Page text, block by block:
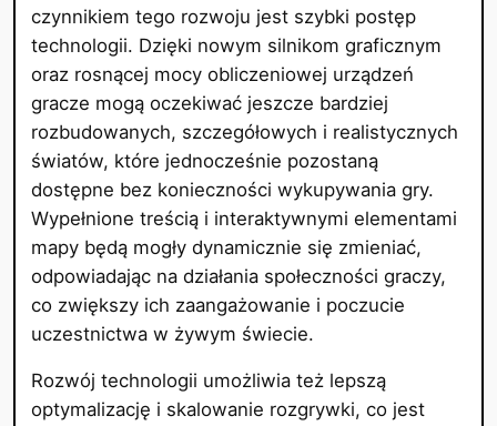
czynnikiem tego rozwoju jest szybki postęp
technologii. Dzięki nowym silnikom graficznym
oraz rosnącej mocy obliczeniowej urządzeń
gracze mogą oczekiwać jeszcze bardziej
rozbudowanych, szczegółowych i realistycznych
światów, które jednocześnie pozostaną
dostępne bez konieczności wykupywania gry.
Wypełnione treścią i interaktywnymi elementami
mapy będą mogły dynamicznie się zmieniać,
odpowiadając na działania społeczności graczy,
co zwiększy ich zaangażowanie i poczucie
uczestnictwa w żywym świecie.
Rozwój technologii umożliwia też lepszą
optymalizację i skalowanie rozgrywki, co jest